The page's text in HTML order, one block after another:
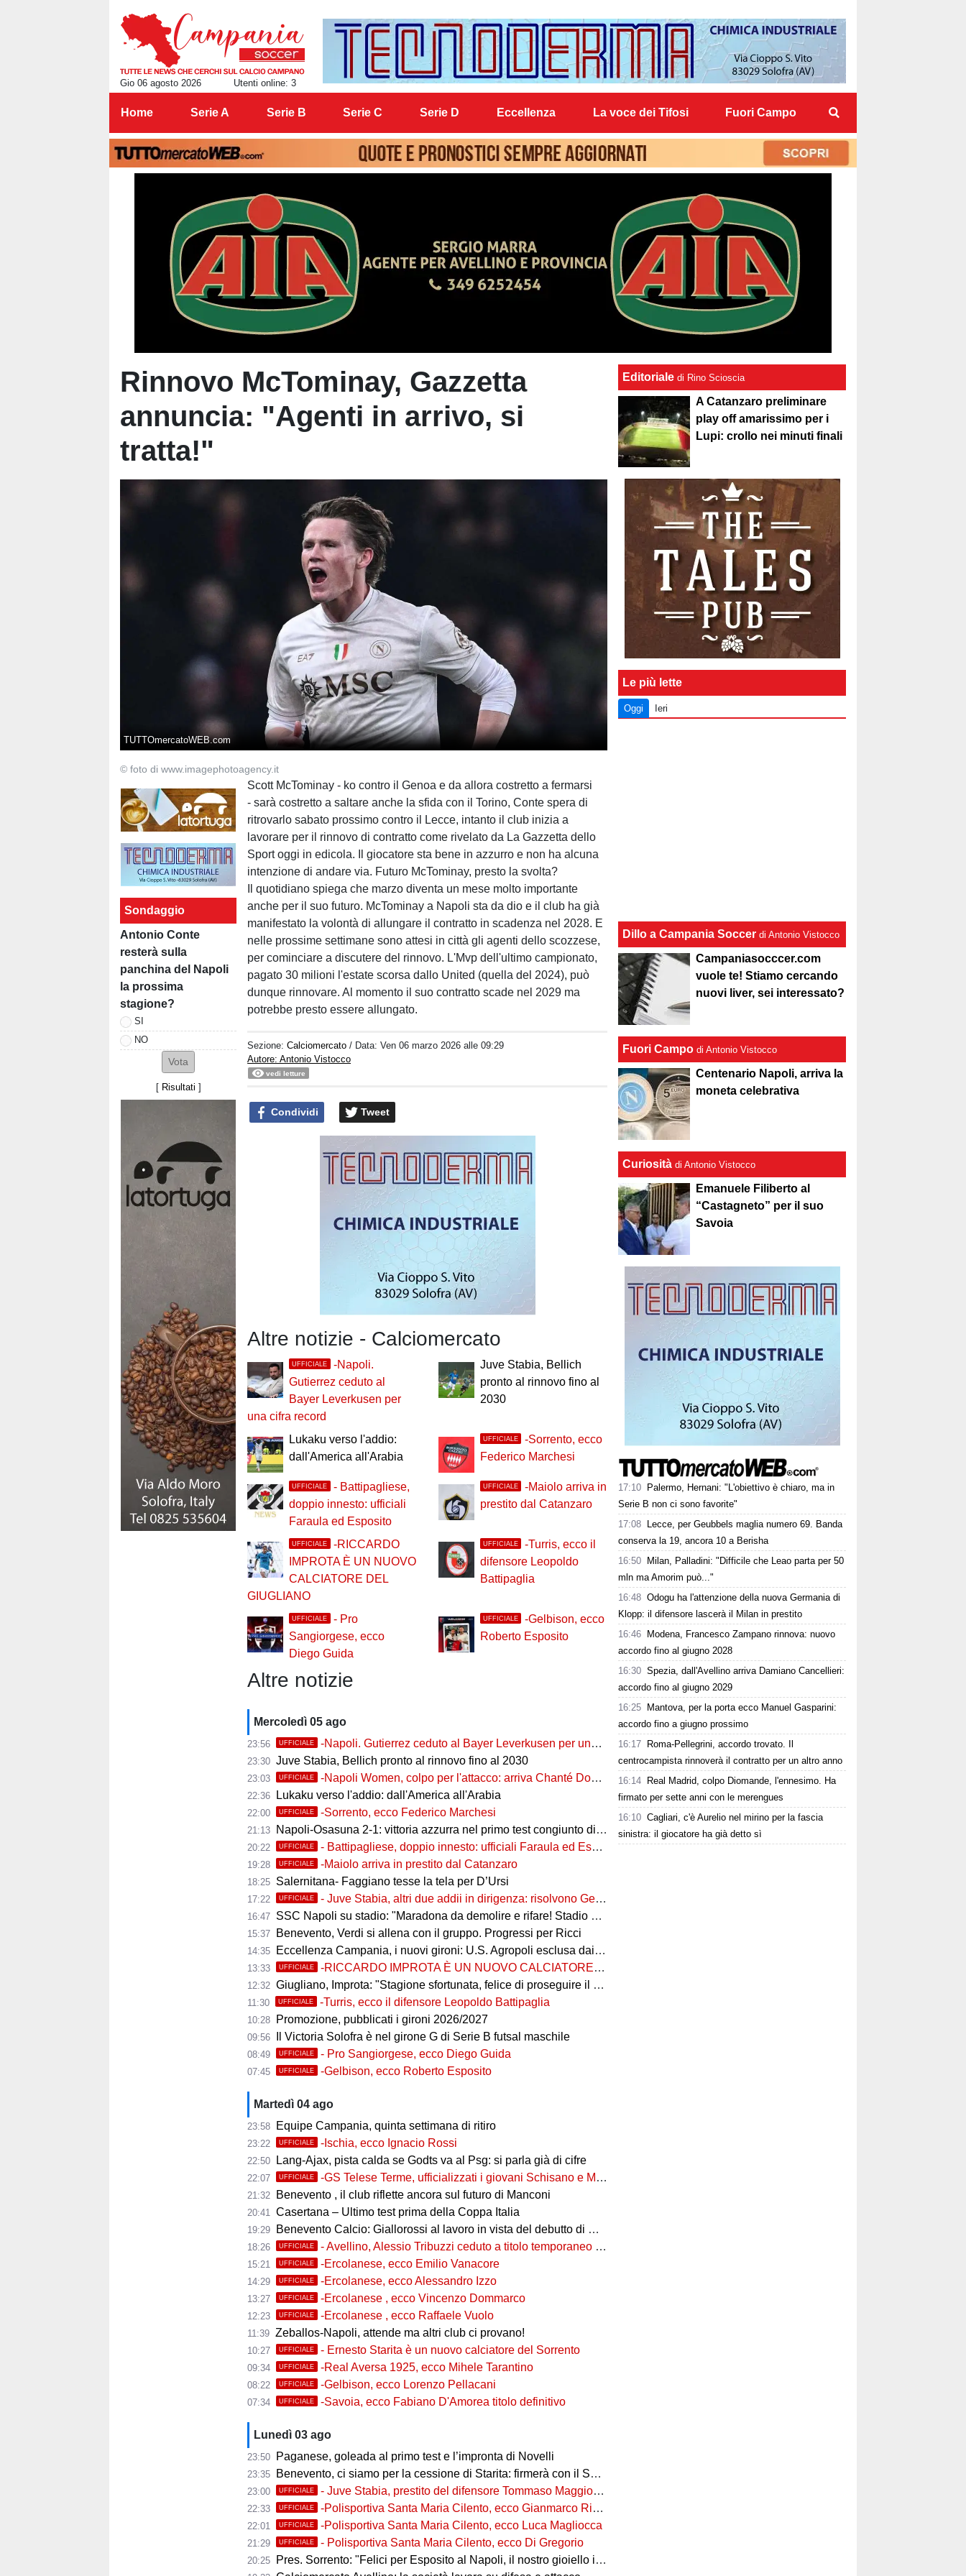
Gio 06 agosto 2026 Utenti online: 3
Home Serie A Serie B Serie C Serie D Eccellenza La voce dei Tifosi Fuori Campo
Rinnovo McTominay, Gazzetta
annuncia: "Agenti in arrivo, si
tratta!"
TUTTOmercatoWEB.com
© foto di www.imagephotoagency.it
Sondaggio
Antonio Conte
resterà sulla
panchina del Napoli
la prossima
stagione?
SI
NO
[ Risultati ]
Scott McTominay - ko contro il Genoa e da allora costretto a fermarsi
- sarà costretto a saltare anche la sfida con il Torino, Conte spera di
ritrovarlo sabato prossimo contro il Lecce, intanto il club inizia a
lavorare per il rinnovo di contratto come rivelato da La Gazzetta dello
Sport oggi in edicola. Il giocatore sta bene in azzurro e non ha alcuna
intenzione di andare via. Futuro McTominay, presto la svolta?
Il quotidiano spiega che marzo diventa un mese molto importante
anche per il suo futuro. McTominay a Napoli sta da dio e il club ha già
manifestato la volontà di allungare il contratto in scadenza nel 2028. E
nelle prossime settimane sono attesi in città gli agenti dello scozzese,
per cominciare a discutere del rinnovo. L'Mvp dell'ultimo campionato,
pagato 30 milioni l'estate scorsa dallo United (quella del 2024), può
dunque rinnovare. Al momento il suo contratto scade nel 2029 ma
potrebbe presto essere allungato.
Sezione:Calciomercato / Data:Ven 06 marzo 2026 alle 09:29
Autore: Antonio Vistocco
vedi letture
Condividi Tweet
Altre notizie - Calciomercato
UFFICIALE
-Napoli.
Gutierrez ceduto al
Bayer Leverkusen per
una cifra record
Juve Stabia, Bellich
pronto al rinnovo fino al
2030
Lukaku verso l'addio:
dall'America all'Arabia
UFFICIALE
-Sorrento, ecco
Federico Marchesi
UFFICIALE
- Battipagliese,
doppio innesto: ufficiali
Faraula ed Esposito
UFFICIALE
-Maiolo arriva in
prestito dal Catanzaro
UFFICIALE
-RICCARDO
IMPROTA È UN NUOVO
CALCIATORE DEL
GIUGLIANO
UFFICIALE
-Turris, ecco il
difensore Leopoldo
Battipaglia
UFFICIALE
- Pro
Sangiorgese, ecco
Diego Guida
UFFICIALE
-Gelbison, ecco
Roberto Esposito
Altre notizie
Mercoledì 05 ago
23:56 UFFICIALE -Napoli. Gutierrez ceduto al Bayer Leverkusen per una cifra record
23:30 Juve Stabia, Bellich pronto al rinnovo fino al 2030
23:03 UFFICIALE -Napoli Women, colpo per l'attacco: arriva Chanté Dompig
22:36 Lukaku verso l'addio: dall'America all'Arabia
22:00 UFFICIALE -Sorrento, ecco Federico Marchesi
21:13 Napoli-Osasuna 2-1: vittoria azzurra nel primo test congiunto di Castel di Sangro
20:22 UFFICIALE - Battipagliese, doppio innesto: ufficiali Faraula ed Esposito
19:28 UFFICIALE -Maiolo arriva in prestito dal Catanzaro
18:25 Salernitana- Faggiano tesse la tela per D’Ursi
17:22 UFFICIALE - Juve Stabia, altri due addii in dirigenza: risolvono Gerbo e Zanardini
16:47 SSC Napoli su stadio: "Maradona da demolire e rifare! Stadio nuovo in ex area Q8"
15:37 Benevento, Verdi si allena con il gruppo. Progressi per Ricci
14:35 Eccellenza Campania, i nuovi gironi: U.S. Agropoli esclusa dai ripescaggi
13:33 UFFICIALE -RICCARDO IMPROTA È UN NUOVO CALCIATORE DEL GIUGLIANO
12:32 Giugliano, Improta: "Stagione sfortunata, felice di proseguire il percorso"
11:30 UFFICIALE -Turris, ecco il difensore Leopoldo Battipaglia
10:28 Promozione, pubblicati i gironi 2026/2027
09:56 Il Victoria Solofra è nel girone G di Serie B futsal maschile
08:49 UFFICIALE - Pro Sangiorgese, ecco Diego Guida
07:45 UFFICIALE -Gelbison, ecco Roberto Esposito
Martedì 04 ago
23:58 Equipe Campania, quinta settimana di ritiro
23:22 UFFICIALE -Ischia, ecco Ignacio Rossi
22:50 Lang-Ajax, pista calda se Godts va al Psg: si parla già di cifre
22:07 UFFICIALE -GS Telese Terme, ufficializzati i giovani Schisano e Miretto
21:32 Benevento , il club riflette ancora sul futuro di Manconi
20:41 Casertana – Ultimo test prima della Coppa Italia
19:29 Benevento Calcio: Giallorossi al lavoro in vista del debutto di Coppa Italia
18:26 UFFICIALE - Avellino, Alessio Tribuzzi ceduto a titolo temporaneo al Bari
15:21 UFFICIALE -Ercolanese, ecco Emilio Vanacore
14:29 UFFICIALE -Ercolanese, ecco Alessandro Izzo
13:27 UFFICIALE -Ercolanese , ecco Vincenzo Dommarco
12:23 UFFICIALE -Ercolanese , ecco Raffaele Vuolo
11:39 Zeballos-Napoli, attende ma altri club ci provano!
10:27 UFFICIALE - Ernesto Starita è un nuovo calciatore del Sorrento
09:34 UFFICIALE -Real Aversa 1925, ecco Mihele Tarantino
08:22 UFFICIALE -Gelbison, ecco Lorenzo Pellacani
07:34 UFFICIALE -Savoia, ecco Fabiano D'Amorea titolo definitivo
Lunedì 03 ago
23:50 Paganese, goleada al primo test e l’impronta di Novelli
23:35 Benevento, ci siamo per la cessione di Starita: firmerà con il Sorrento in Serie C
23:00 UFFICIALE - Juve Stabia, prestito del difensore Tommaso Maggioni dal Mantova
22:33 UFFICIALE -Polisportiva Santa Maria Cilento, ecco Gianmarco Rizzo
22:01 UFFICIALE -Polisportiva Santa Maria Cilento, ecco Luca Magliocca
21:29 UFFICIALE - Polisportiva Santa Maria Cilento, ecco Di Gregorio
20:25 Pres. Sorrento: "Felici per Esposito al Napoli, il nostro gioiello in ottime mani"
Editoriale di Rino Scioscia
A Catanzaro preliminare
play off amarissimo per i
Lupi: crollo nei minuti finali
Le più lette
Oggi Ieri
Dillo a Campania Soccer di Antonio Vistocco
Campaniasocccer.com
vuole te! Stiamo cercando
nuovi liver, sei interessato?
Fuori Campo di Antonio Vistocco
Centenario Napoli, arriva la
moneta celebrativa
Curiosità di Antonio Vistocco
Emanuele Filiberto al
“Castagneto” per il suo
Savoia
17:10
Palermo, Hernani: "L'obiettivo è chiaro, ma in
Serie B non ci sono favorite"
17:08
Lecce, per Geubbels maglia numero 69. Banda
conserva la 19, ancora 10 a Berisha
16:50
Milan, Palladini: "Difficile che Leao parta per 50
mln ma Amorim può..."
16:48 Odogu ha l'attenzione della nuova Germania di
Klopp: il difensore lascerà il Milan in prestito
16:46
Modena, Francesco Zampano rinnova: nuovo
accordo fino al giugno 2028
16:30 Spezia, dall'Avellino arriva Damiano Cancellieri:
accordo fino al giugno 2029
16:25
Mantova, per la porta ecco Manuel Gasparini:
accordo fino a giugno prossimo
16:17
Roma-Pellegrini, accordo trovato. Il
centrocampista rinnoverà il contratto per un altro anno
16:14
Real Madrid, colpo Diomande, l'ennesimo. Ha
firmato per sette anni con le merengues
16:10 Cagliari, c'è Aurelio nel mirino per la fascia
sinistra: il giocatore ha già detto sì